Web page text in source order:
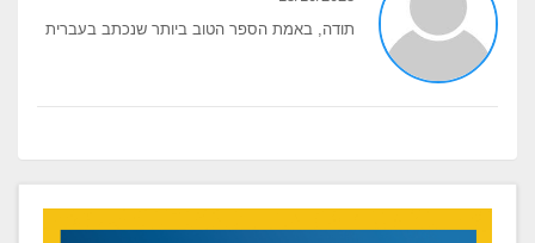
תודה, באמת הספר הטוב ביותר שנכתב בעברית